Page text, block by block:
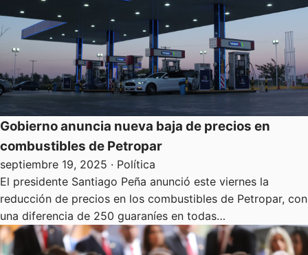
Gobierno anuncia nueva baja de precios en
combustibles de Petropar
septiembre 19, 2025 · Política
El presidente Santiago Peña anunció este viernes la
reducción de precios en los combustibles de Petropar, con
una diferencia de 250 guaraníes en todas…